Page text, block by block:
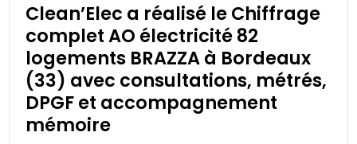
Clean’Elec a réalisé le Chiffrage
complet AO électricité 82
logements BRAZZA à Bordeaux
(33) avec consultations, métrés,
DPGF et accompagnement
mémoire